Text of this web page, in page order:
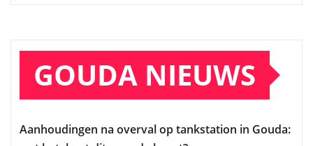
GOUDA NIEUWS
Aanhoudingen na overval op tankstation in Gouda: